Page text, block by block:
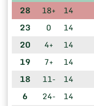
14
+18
28
14
0
23
14
+4
20
14
+7
19
14
-11
18
14
-24
6